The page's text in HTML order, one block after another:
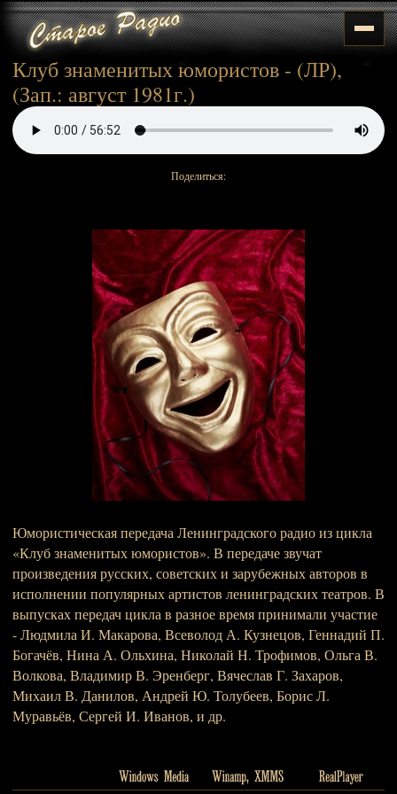
Клуб знаменитых юмористов - (ЛР),
(Зап.: август 1981г.)
Поделиться:
Юмористическая передача Ленинградского радио из цикла
«Клуб знаменитых юмористов». В передаче звучат
произведения русских, советских и зарубежных авторов в
исполнении популярных артистов ленинградских театров. В
выпусках передач цикла в разное время принимали участие
- Людмила И. Макарова, Всеволод А. Кузнецов, Геннадий П.
Богачёв, Нина А. Ольхина, Николай Н. Трофимов, Ольга В.
Волкова, Владимир В. Эренберг, Вячеслав Г. Захаров,
Михаил В. Данилов, Андрей Ю. Толубеев, Борис Л.
Муравьёв, Сергей И. Иванов, и др.